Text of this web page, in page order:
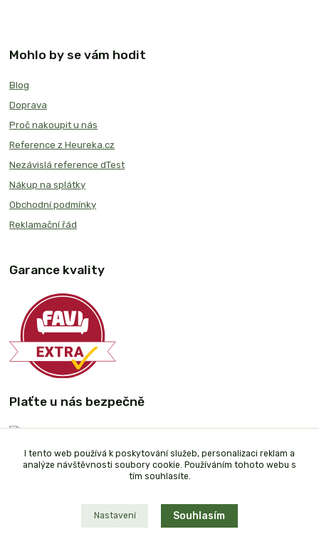
Mohlo by se vám hodit
Blog
Doprava
Proč nakoupit u nás
Reference z Heureka.cz
Nezávislá reference dTest
Nákup na splátky
Obchodní podmínky
Reklamační řád
Garance kvality
Plaťte u nás bezpečně
I tento web používá k poskytování služeb, personalizaci reklam a
analýze návštěvnosti soubory cookie. Používáním tohoto webu s
tím souhlasíte.
Nastavení Souhlasím